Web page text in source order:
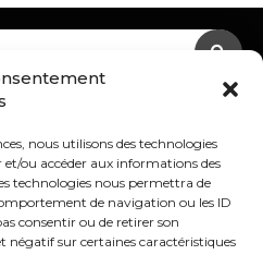
nous utilisons des technologies
et/ou accéder aux informations des
technologies nous permettra de
de navigation ou les ID
consentir ou de retirer son
sur certaines caractéristiques